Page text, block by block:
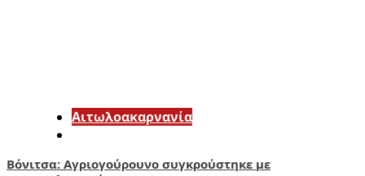
Αιτωλοακαρνανία
Βόνιτσα: Αγριογούρουνο συγκρούστηκε με